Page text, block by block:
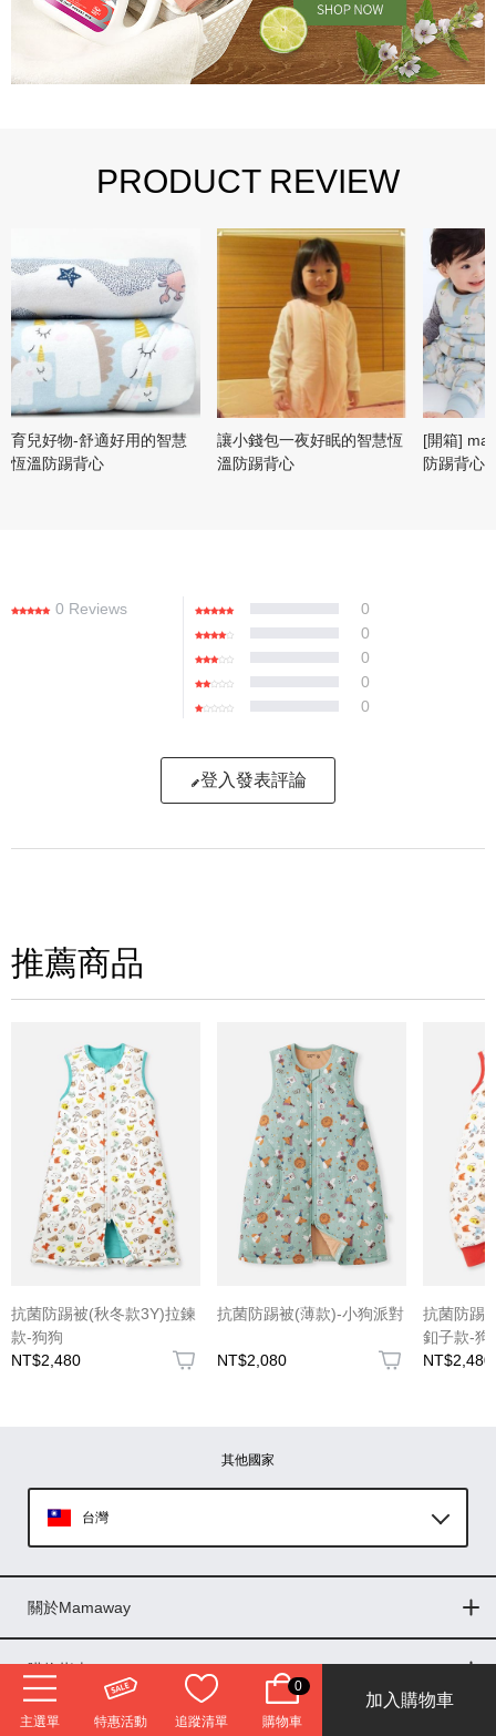
主選單 特惠活動 追蹤清單
0
購物車
加入購物車
PRODUCT REVIEW
育兒好物-舒適好用的智慧
恆溫防踢背心
讓小錢包一夜好眠的智慧恆
溫防踢背心
[開箱]
防踢背心
0 Reviews
0
0
0
0
0
登入發表評論
(圖片格式限jpg、jpeg)
推薦商品
抗菌防踢被(秋冬款3Y)拉鍊
款-狗狗
NT$2,480
抗菌防踢被(薄款)-小狗派對
NT$2,080
抗菌防踢
釦子款-狗
NT$2,480
其他國家
台灣
印尼
菲律賓
馬來西亞
關於Mamaway
門市據點
最新消息
品牌故事
人力招募
媒體花絮
隱私權聲明
CSR企業社會責任
購物指南
購物常見問題
退換貨問題
儲值金使用條款
購買儲值金
發票問題
會員權益
線上留言
吸乳器-免費體驗